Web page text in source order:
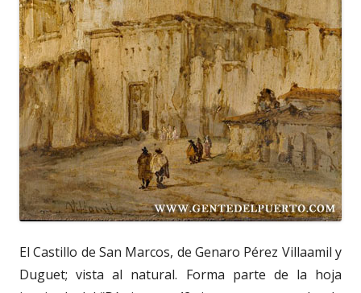
El Castillo de San Marcos, de Genaro Pérez Villaamil y
Duguet; vista al natural. Forma parte de la hoja